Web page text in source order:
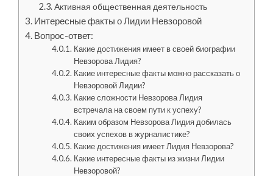
Активная общественная деятельность
Интересные факты о Лидии Невзоровой
Вопрос-ответ:
Какие достижения имеет в своей биографии
Невзорова Лидия?
Какие интересные факты можно рассказать о
Невзоровой Лидии?
Какие сложности Невзорова Лидия
встречала на своем пути к успеху?
Каким образом Невзорова Лидия добилась
своих успехов в журналистике?
Какие достижения имеет Лидия Невзорова?
Какие интересные факты из жизни Лидии
Невзоровой?